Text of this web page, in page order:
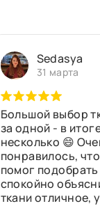
Sedasya
31 марта
Большой выбор
за одной - в
несколько 😄
понравилось,
помог подобрать
спокойно
ткани отличное,